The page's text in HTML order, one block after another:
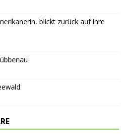
blickt zurück auf ihre